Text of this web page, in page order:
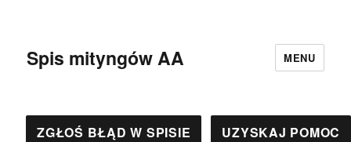
Spis mityngów AA MENU
ZGŁOŚ BŁĄD W SPISIE UZYSKAJ POMOC